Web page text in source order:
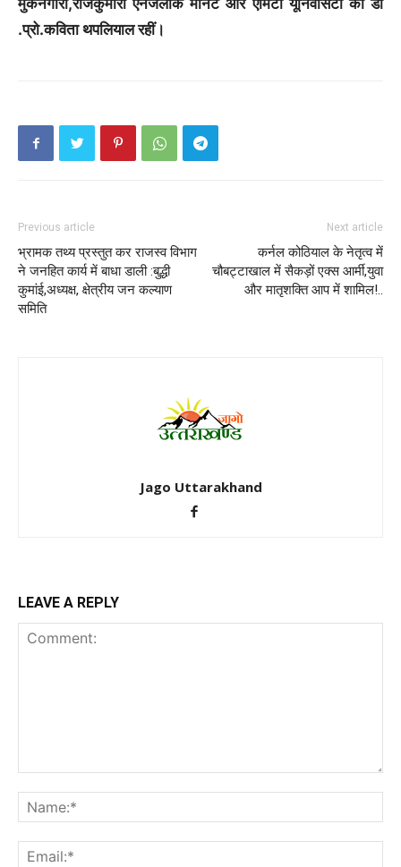
मुकनगीरा,राजकुमारी एनजलीक मोनेट और एमिटी यूनिवर्सिटी की डॉ
.प्रो.कविता थपलियाल रहीं।
Previous article
भ्रामक तथ्य प्रस्तुत कर राजस्व विभाग
ने जनहित कार्य में बाधा डाली :बुद्धी
कुमांई,अध्यक्ष, क्षेत्रीय जन कल्याण
समिति
Next article
कर्नल कोठियाल के नेतृत्व में
चौबट्टाखाल में सैकड़ों एक्स आर्मी,युवा
और मातृशक्ति आप में शामिल!..
Jago Uttarakhand
LEAVE A REPLY